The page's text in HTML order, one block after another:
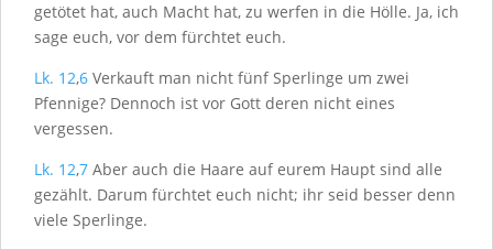
getötet hat, auch Macht hat, zu werfen in die Hölle. Ja, ich
sage euch, vor dem fürchtet euch.
Lk. 12,6 Verkauft man nicht fünf Sperlinge um zwei
Pfennige? Dennoch ist vor Gott deren nicht eines
vergessen.
Lk. 12,7 Aber auch die Haare auf eurem Haupt sind alle
gezählt. Darum fürchtet euch nicht; ihr seid besser denn
viele Sperlinge.